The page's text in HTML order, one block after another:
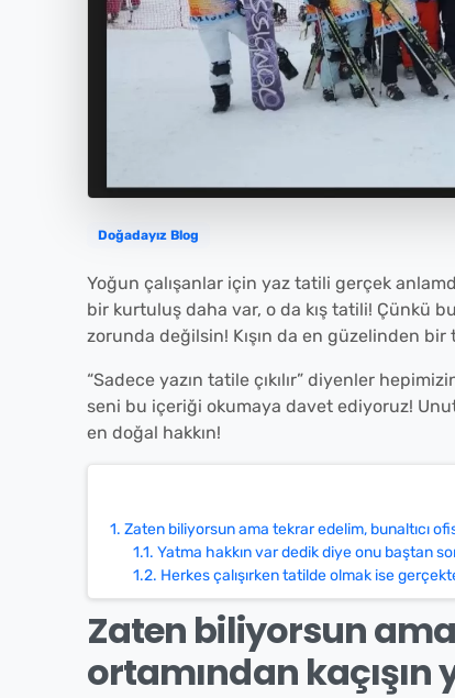
Doğadayız Blog
Yoğun çalışanlar için yaz tatili gerçek
bir kurtuluş daha var, o da kış tatili! Çünkü
zorunda değilsin! Kışın da en güzelinden
“Sadece yazın tatile çıkılır” diyenler
seni bu içeriği okumaya davet ediyoruz!
en doğal hakkın!
1. Zaten biliyorsun ama tekrar edelim, bunaltıcı
1.1. Yatma hakkın var dedik diye onu baştan
1.2. Herkes çalışırken tatilde olmak ise
Zaten biliyorsun
ortamından kaçışın